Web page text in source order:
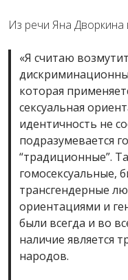
Из речи Яна Дворкина
«Я считаю
которая
сексуальная
идентичность не
подразумевается
“традиционные”.
гомосексуальные,
трансгендерные
ориентациями и
были всегда и во
наличие является
народов.